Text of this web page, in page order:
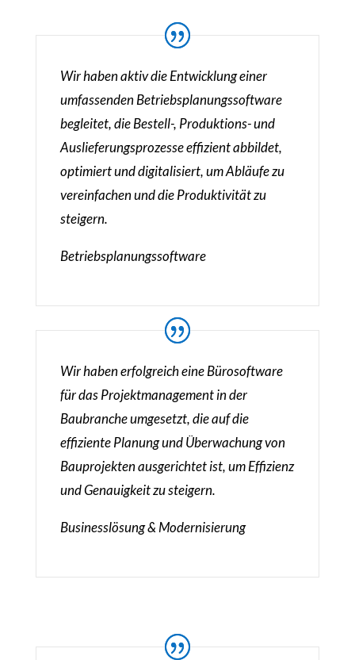
Wir haben aktiv die Entwicklung einer
umfassenden Betriebsplanungssoftware
begleitet, die Bestell-, Produktions- und
Auslieferungsprozesse effizient abbildet,
optimiert und digitalisiert, um Abläufe zu
vereinfachen und die Produktivität zu
steigern.
Betriebsplanungssoftware
Wir haben erfolgreich eine Bürosoftware
für das Projektmanagement in der
Baubranche umgesetzt, die auf die
effiziente Planung und Überwachung von
Bauprojekten ausgerichtet ist, um Effizienz
und Genauigkeit zu steigern.
Businesslösung & Modernisierung